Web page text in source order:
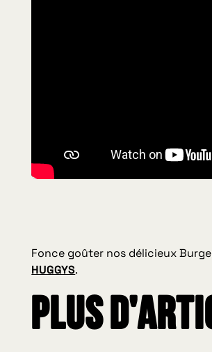
Fonce goûter nos délicieux
HUGGYS.
Plus